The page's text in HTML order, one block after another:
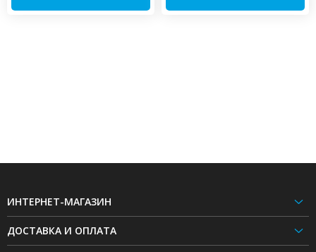
ИНТЕРНЕТ-МАГАЗИН
ДОСТАВКА И ОПЛАТА